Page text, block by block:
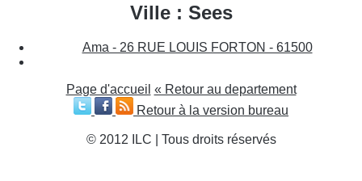
Ville : Sees
Ama - 26 RUE LOUIS FORTON - 61500
Page d'accueil « Retour au departement
Retour à la version bureau
© 2012 ILC | Tous droits réservés